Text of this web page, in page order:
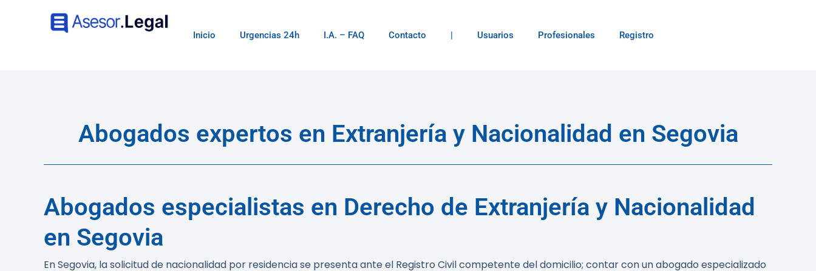
Inicio Urgencias 24h I.A. – FAQ Contacto | Usuarios Profesionales Registro
Abogados expertos en Extranjería y Nacionalidad en Segovia
Abogados especialistas en Derecho de Extranjería y Nacionalidad
en Segovia
En Segovia, la solicitud de nacionalidad por residencia se presenta ante el Registro Civil competente del domicilio; contar con un abogado especializado